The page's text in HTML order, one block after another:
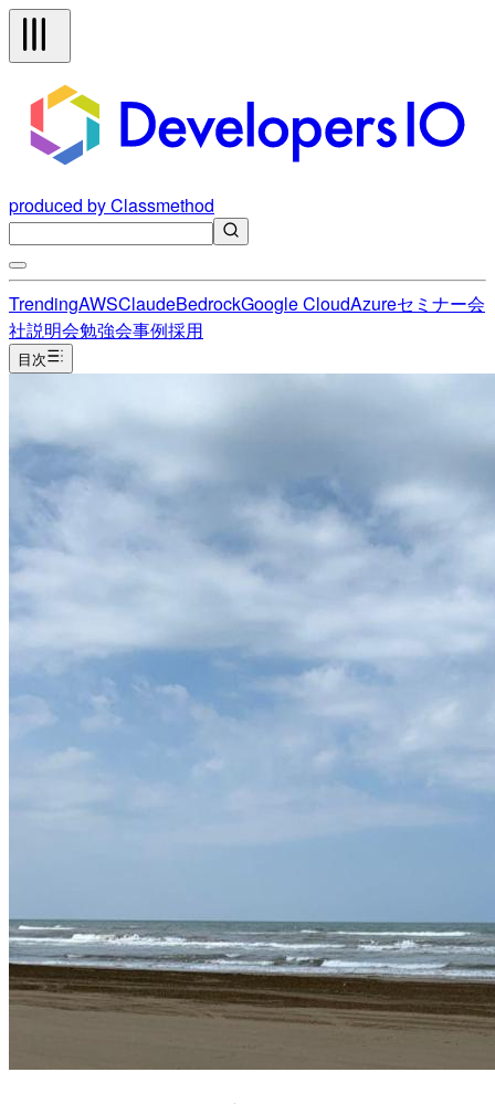
produced by Classmethod
TrendingAWSClaudeBedrockGoogle CloudAzureセミナー会
社説明会勉強会事例採用
目次